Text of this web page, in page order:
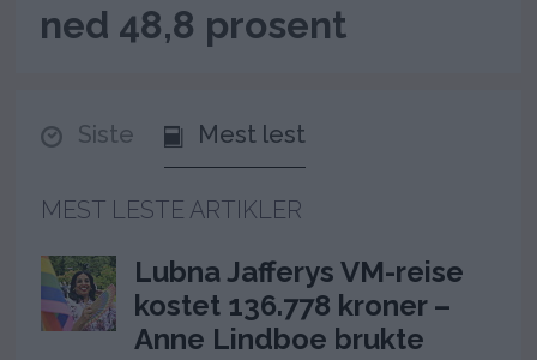
ned 48,8 prosent
Siste Mest lest
MEST LESTE ARTIKLER
Lubna Jafferys VM-reise
kostet 136.778 kroner –
Anne Lindboe brukte